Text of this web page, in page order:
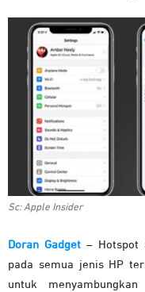
Sc: Apple Insider
Doran Gadget – Hotspot
pada semua jenis HP
untuk